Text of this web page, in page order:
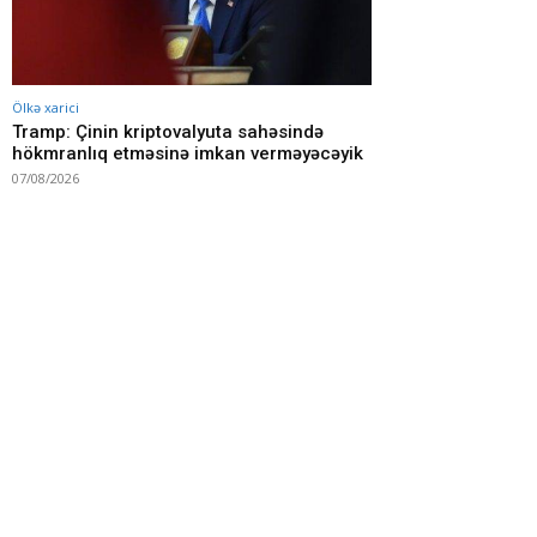
Ölkə xarici
Tramp: Çinin kriptovalyuta sahəsində
hökmranlıq etməsinə imkan verməyəcəyik
07/08/2026